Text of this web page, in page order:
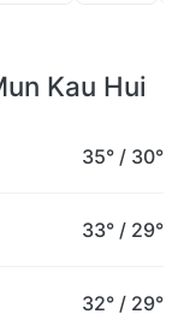
Kau Hui
35° / 30°
33° / 29°
32° / 29°